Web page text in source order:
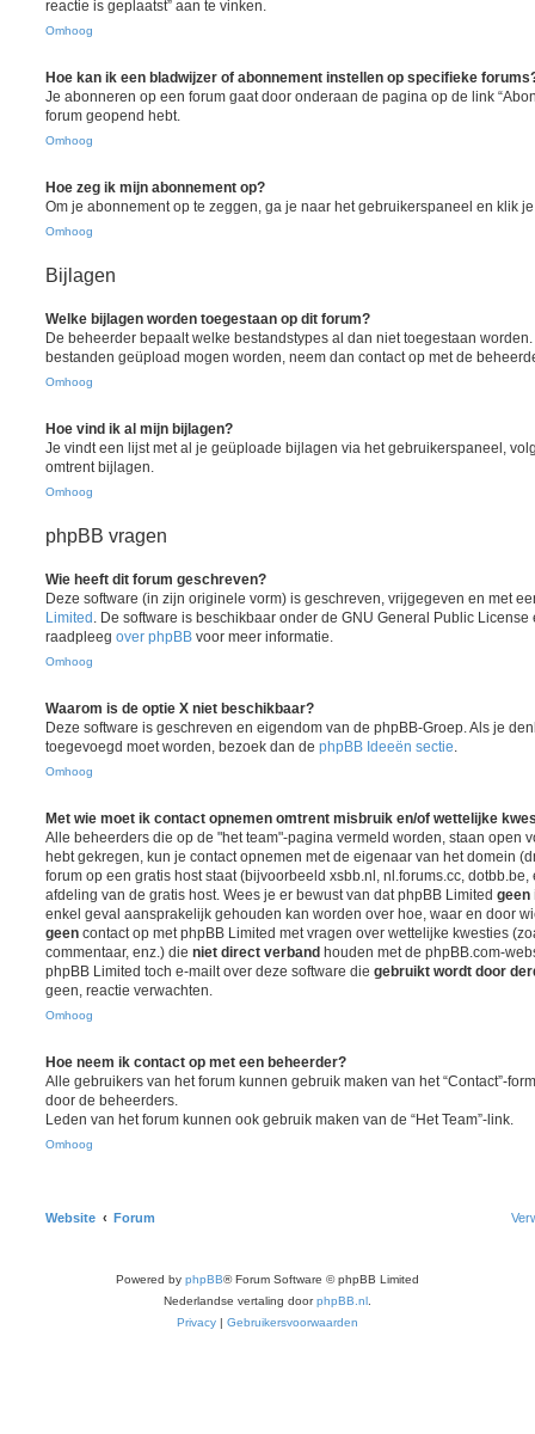
reactie is geplaatst” aan te vinken.
Omhoog
Hoe kan ik een bladwijzer of abonnement instellen op specifieke
Je abonneren op een forum gaat door onderaan de pagina op de link
forum geopend hebt.
Omhoog
Hoe zeg ik mijn abonnement op?
Om je abonnement op te zeggen, ga je naar het gebruikerspaneel en klik
Omhoog
Bijlagen
Welke bijlagen worden toegestaan op dit forum?
De beheerder bepaalt welke bestandstypes al dan niet toegestaan
bestanden geüpload mogen worden, neem dan contact op met de
Omhoog
Hoe vind ik al mijn bijlagen?
Je vindt een lijst met al je geüploade bijlagen via het gebruikerspaneel,
omtrent bijlagen.
Omhoog
phpBB vragen
Wie heeft dit forum geschreven?
Deze software (in zijn originele vorm) is geschreven, vrijgegeven en met
Limited . De software is beschikbaar onder de GNU General Public
raadpleeg over phpBB voor meer informatie.
Omhoog
Waarom is de optie X niet beschikbaar?
Deze software is geschreven en eigendom van de phpBB-Groep. Als je
toegevoegd moet worden, bezoek dan de phpBB Ideeën sectie.
Omhoog
Met wie moet ik contact opnemen omtrent misbruik en/of wettelijke
Alle beheerders die op de "het team"-pagina vermeld worden, staan open
hebt gekregen, kun je contact opnemen met de eigenaar van het domein
forum op een gratis host staat (bijvoorbeeld xsbb.nl, nl.forums.cc,
afdeling van de gratis host. Wees je er bewust van dat phpBB Limited geen
enkel geval aansprakelijk gehouden kan worden over hoe, waar en door
geen contact op met phpBB Limited met vragen over wettelijke kwesties
commentaar, enz.) die niet direct verband houden met de phpBB.com-
phpBB Limited toch e-mailt over deze software die gebruikt wordt door
geen, reactie verwachten.
Omhoog
Hoe neem ik contact op met een beheerder?
Alle gebruikers van het forum kunnen gebruik maken van het “Contact”-
door de beheerders.
Leden van het forum kunnen ook gebruik maken van de “Het Team”-link.
Omhoog
Website Forum
Powered by phpBB® Forum Software © phpBB Limited
Nederlandse vertaling doorphpBB.nl
Privacy | Gebruikersvoorwaarden